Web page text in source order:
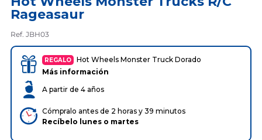
Rageasaur
Ref. JBH03
REGALO
Hot Wheels Monster Truck Dorado
Más información
A partir de 4 años
Cómpralo antes de 2 horas y 39 minutos
Recíbelo lunes o martes